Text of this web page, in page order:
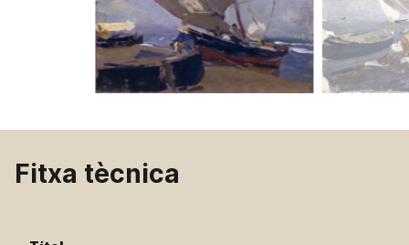
Fitxa tècnica